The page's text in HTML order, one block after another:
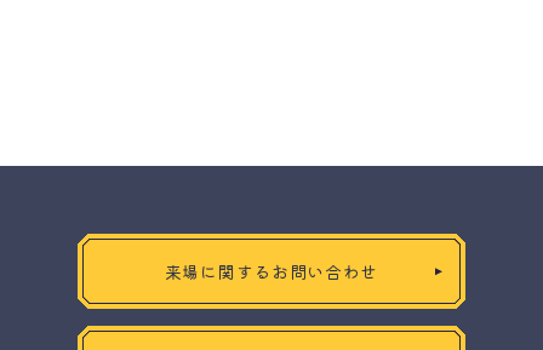
来場に関するお問い合わせ